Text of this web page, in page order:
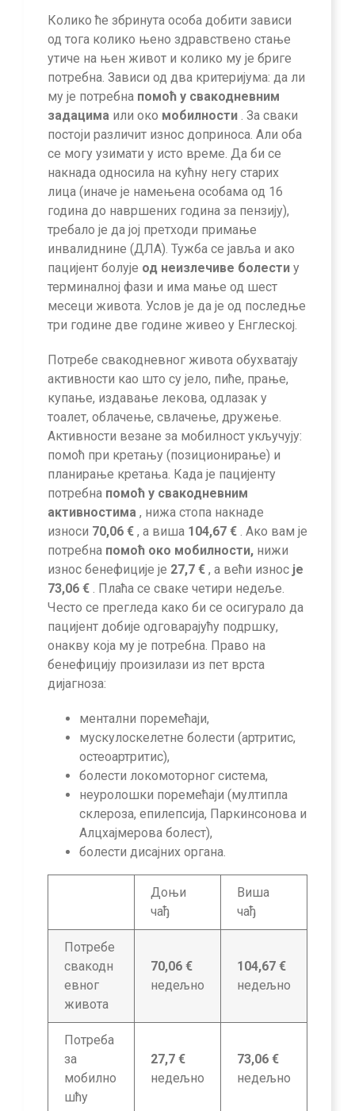
Колико ће збринута особа добити зависи
од тога колико њено здравствено стање
утиче на њен живот и колико му је бриге
потребна. Зависи од два критеријума: да ли
му је потребна помоћ у свакодневним
задацима или око мобилности . За сваки
постоји различит износ доприноса. Али оба
се могу узимати у исто време. Да би се
накнада односила на кућну негу старих
лица (иначе је намењена особама од 16
година до навршених година за пензију),
требало је да јој претходи примање
инвалиднине (ДЛА). Тужба се јавља и ако
пацијент болује од неизлечиве болести у
терминалној фази и има мање од шест
месеци живота. Услов је да је од последње
три године две године живео у Енглеској.
Потребе свакодневног живота обухватају
активности као што су јело, пиће, прање,
купање, издавање лекова, одлазак у
тоалет, облачење, свлачење, дружење.
Активности везане за мобилност укључују:
помоћ при кретању (позиционирање) и
планирање кретања. Када је пацијенту
потребна помоћ у свакодневним
активностима , нижа стопа накнаде
износи 70,06 € , а виша 104,67 € . Ако вам је
потребна помоћ око мобилности, нижи
износ бенефиције је 27,7 € , а већи износ је
73,06 € . Плаћа се сваке четири недеље.
Често се прегледа како би се осигурало да
пацијент добије одговарајућу подршку,
онакву која му је потребна. Право на
бенефицију произилази из пет врста
дијагноза:
ментални поремећаји,
мускулоскелетне болести (артритис,
остеоартритис),
болести локомоторног система,
неуролошки поремећаји (мултипла
склероза, епилепсија, Паркинсонова и
Алцхајмерова болест),
болести дисајних органа.
Доњи
чађ
Виша
чађ
Потребе
свакодн
евног
живота
70,06 €
недељно
104,67 €
недељно
Потреба
за
мобилно
шћу
27,7 €
недељно
73,06 €
недељно